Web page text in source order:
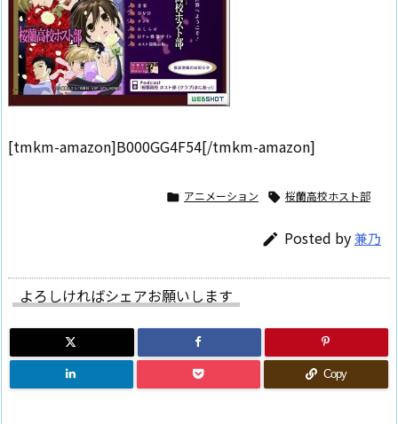
[tmkm-amazon]B000GG4F54[/tmkm-amazon]
 アニメーション  桜蘭高校ホスト部
 Posted by兼乃
よろしければシェアお願いします
Copy